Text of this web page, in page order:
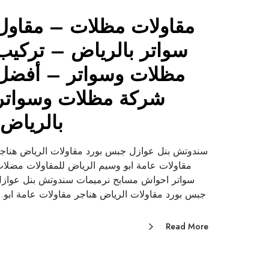
مقاولات مظلات –
سواتر بالرياض –
مظلات وسواتر –
شركة مظلات
سندوتش بنل عوازل جبس بورد مقاولات الرياض
مقاولات عامة ابو وسيم الرياض للمقاولات
سواتر احواش مسابح نرميمات سندوتش بنل
جبس بورد مقاولات الرياض هناجر مقاولات عامة
Read More